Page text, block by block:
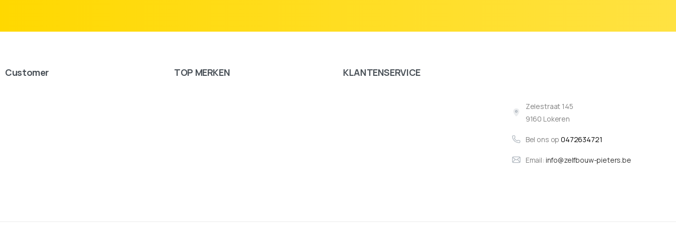
Customer TOP MERKEN KLANTENSERVICE
Zelestraat 145
9160 Lokeren
Bel ons op0472634721
Email: info@zelfbouw-pieters.be